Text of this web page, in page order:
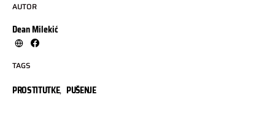
AUTOR
Dean Milekić
TAGS
PROSTITUTKE, PUŠENJE